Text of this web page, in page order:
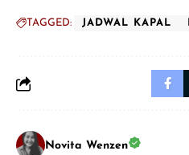
TAGGED: JADWAL KAPAL
Novita Wenzen